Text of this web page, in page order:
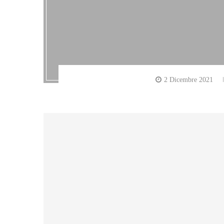
2 Dicembre 2021